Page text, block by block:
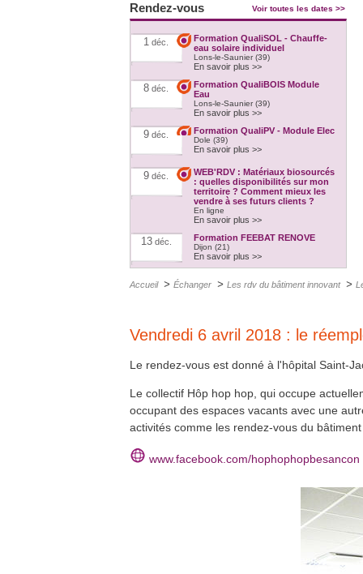
Rendez-vous Voir toutes les dates >>
1 déc.
Formation QualiSOL - Chauffe-
eau solaire individuel
Lons-le-Saunier (39)
En savoir plus >>
8 déc.
Formation QualiBOIS Module
Eau
Lons-le-Saunier (39)
En savoir plus >>
9 déc. Formation QualiPV - Module Elec
Dole (39)
En savoir plus >>
9 déc.
WEB'RDV : Matériaux biosourcés
: quelles disponibilités sur mon
territoire ? Comment mieux les
vendre à ses futurs clients ?
En ligne
En savoir plus >>
13 déc. Formation FEEBAT RENOVE
Dijon (21)
En savoir plus >>
14 déc. Confort d'été & confort d'hiver
A distance
chaleur en habitat individuel
Vesoul et Héricourt (70)
20 déc. Formation FEEBAT RENOVE
17 jan.
Formation QualiPAC - Pompe à
chaleur en habitat individuel
Dijon (21)
19 jan.
Formation QualiBOIS Module
Eau
Accueil > Échanger > Les rdv du bâtiment innovant >
Vendredi 6 avril 2018 : le
Le rendez-vous est donné à l'hôpital Saint-
Le collectif Hôp hop hop, qui occupe
occupant des espaces vacants avec une
activités comme les rendez-vous du
www.facebook.com/hophophopbesancon